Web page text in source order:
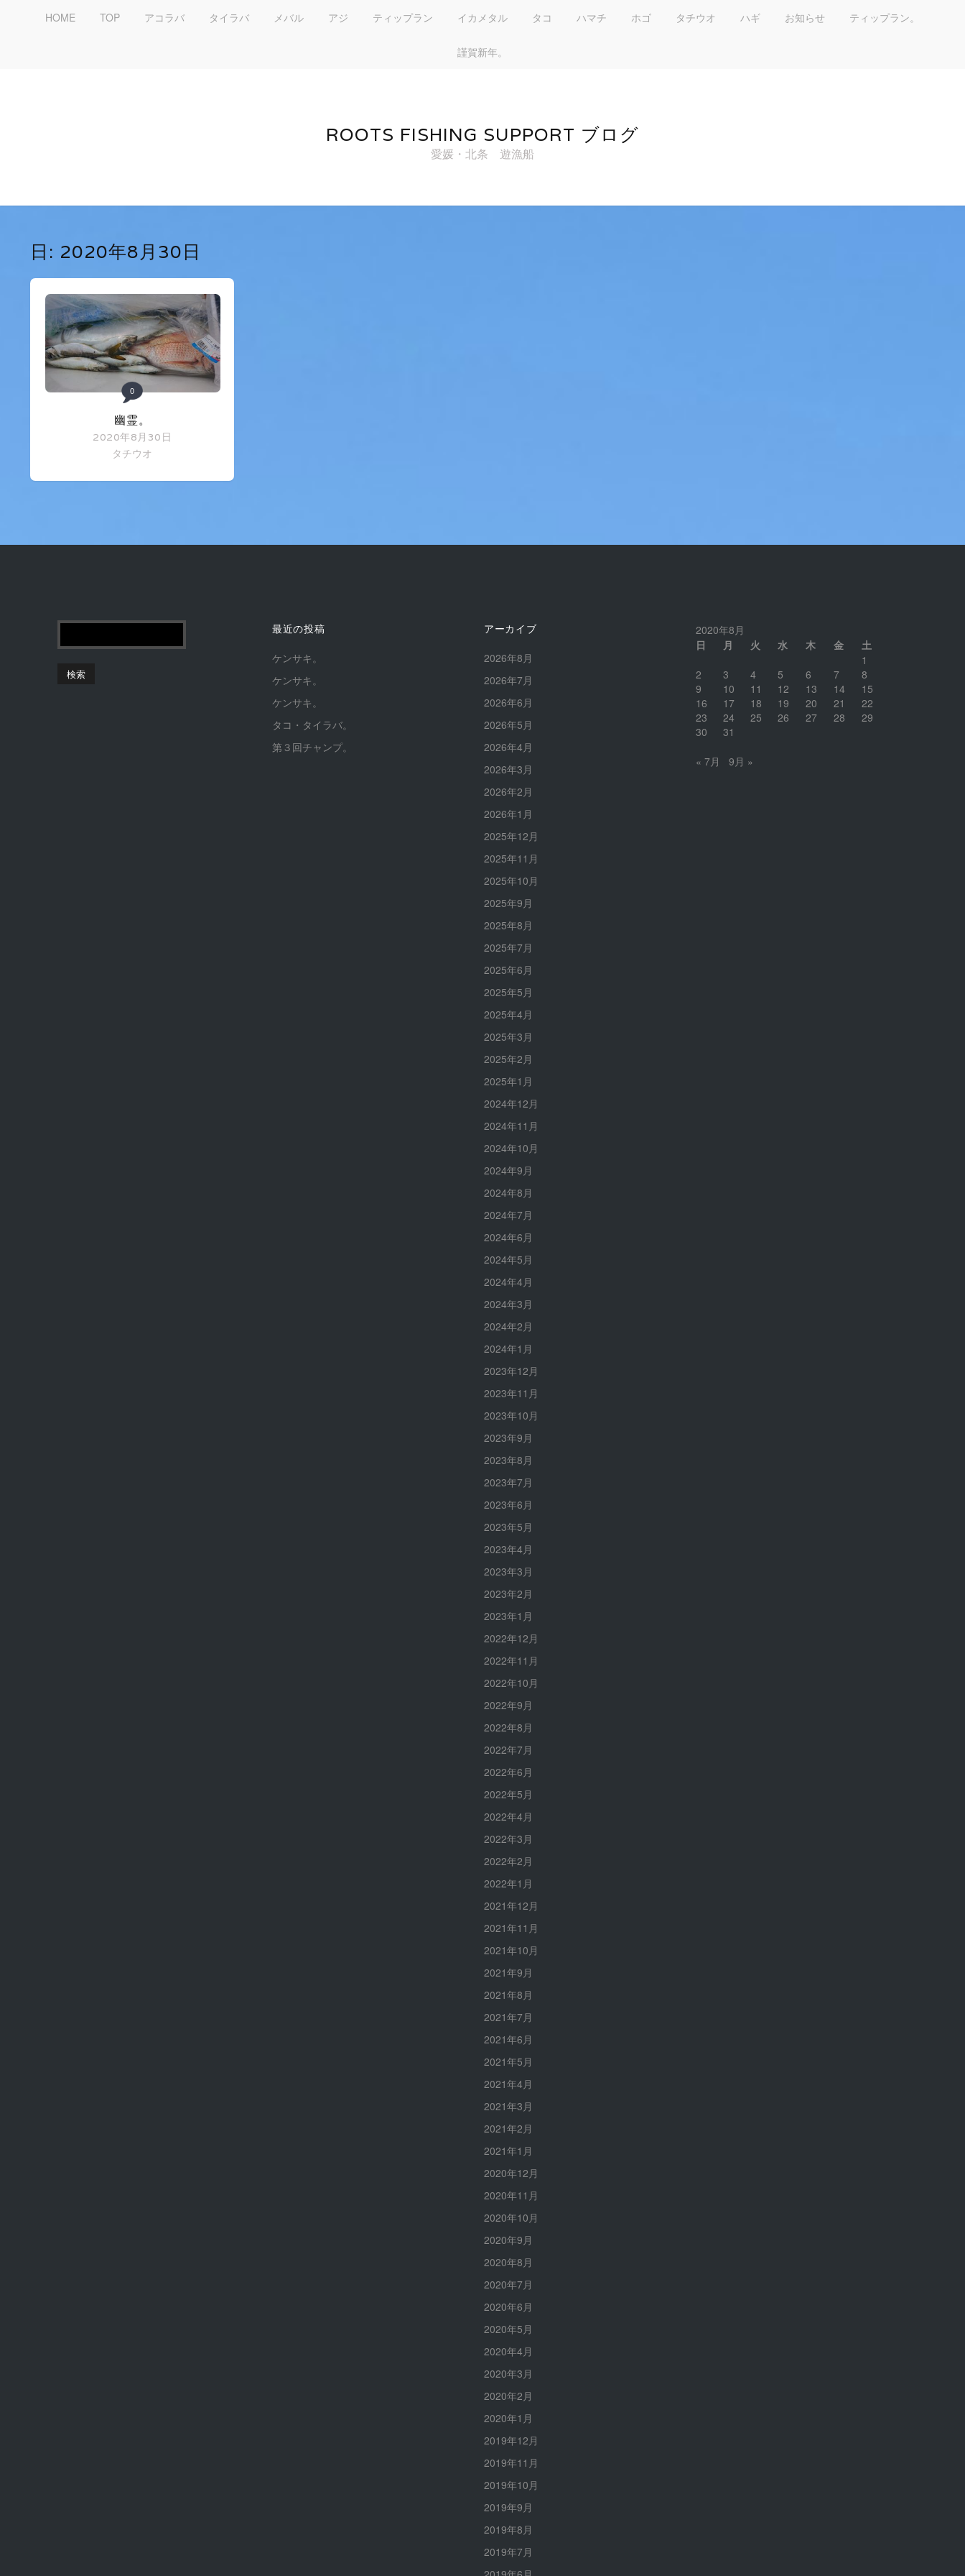
HOME TOP アコラバ タイラバ メバル アジ ティップラン イカメタル タコ ハマチ ホゴ タチウオ ハギ お知らせ ティップラン。
謹賀新年。
ROOTS FISHING SUPPORT ブログ
愛媛・北条 遊漁船
日: 2020年8月30日
0
幽霊。
2020年8月30日
タチウオ
最近の投稿
ケンサキ。
ケンサキ。
ケンサキ。
タコ・タイラバ。
第３回チャンプ。
アーカイブ
2026年8月
2026年7月
2026年6月
2026年5月
2026年4月
2026年3月
2026年2月
2026年1月
2025年12月
2025年11月
2025年10月
2025年9月
2025年8月
2025年7月
2025年6月
2025年5月
2025年4月
2025年3月
2025年2月
2025年1月
2024年12月
2024年11月
2024年10月
2024年9月
2024年8月
2024年7月
2024年6月
2024年5月
2024年4月
2024年3月
2024年2月
2024年1月
2023年12月
2023年11月
2023年10月
2023年9月
2023年8月
2023年7月
2023年6月
2023年5月
2023年4月
2023年3月
2023年2月
2023年1月
2022年12月
2022年11月
2022年10月
2022年9月
2022年8月
2022年7月
2022年6月
2022年5月
2022年4月
2022年3月
2022年2月
2022年1月
2021年12月
2021年11月
2021年10月
2021年9月
2021年8月
2021年7月
2021年6月
2021年5月
2021年4月
2021年3月
2021年2月
2021年1月
2020年12月
2020年11月
2020年10月
2020年9月
2020年8月
2020年7月
2020年6月
2020年5月
2020年4月
2020年3月
2020年2月
2020年1月
2019年12月
2019年11月
2019年10月
2019年9月
2019年8月
2019年7月
2020年8月
日
月 火 水 木 金
土
1
2
3 4 5 6 7
8
9
10 11 12 13 14
15
16
17 18 19 20 21
22
23
24 25 26 27 28
29
30
31
« 7月 9月 »